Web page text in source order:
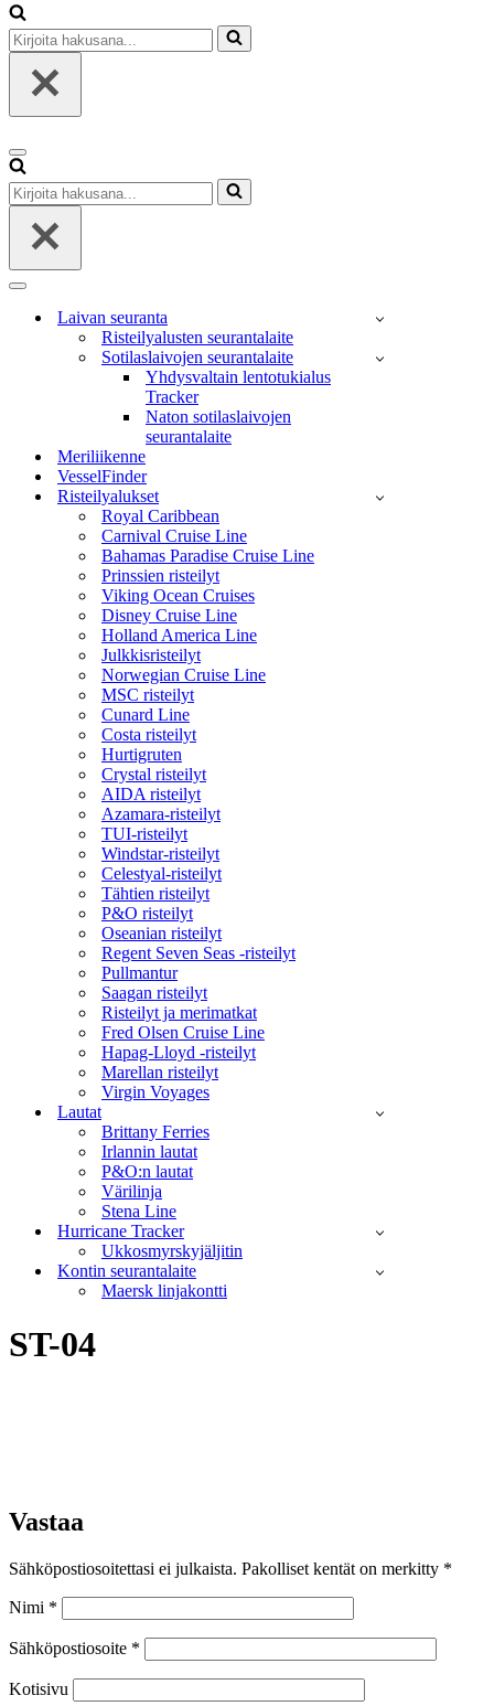
Kirjoita
hakusana...
Valikko
Kirjoita
hakusana...
Valikko
Laivan seuranta
Risteilyalusten seurantalaite
Sotilaslaivojen seurantalaite
Yhdysvaltain lentotukialus
Tracker
Naton sotilaslaivojen
seurantalaite
Meriliikenne
VesselFinder
Risteilyalukset
Royal Caribbean
Carnival Cruise Line
Bahamas Paradise Cruise Line
Prinssien risteilyt
Viking Ocean Cruises
Disney Cruise Line
Holland America Line
Julkkisristeilyt
Norwegian Cruise Line
MSC risteilyt
Cunard Line
Costa risteilyt
Hurtigruten
Crystal risteilyt
AIDA risteilyt
Azamara-risteilyt
TUI-risteilyt
Windstar-risteilyt
Celestyal-risteilyt
Tähtien risteilyt
P&O risteilyt
Oseanian risteilyt
Regent Seven Seas -risteilyt
Pullmantur
Saagan risteilyt
Risteilyt ja merimatkat
Fred Olsen Cruise Line
Hapag-Lloyd -risteilyt
Marellan risteilyt
Virgin Voyages
Lautat
Brittany Ferries
Irlannin lautat
P&O:n lautat
Värilinja
Stena Line
Hurricane Tracker
Ukkosmyrskyjäljitin
Kontin seurantalaite
Maersk linjakontti
ST-04
Vastaa
Sähköpostiosoitettasi ei julkaista. Pakolliset kentät on merkitty *
Nimi *
Sähköpostiosoite *
Kotisivu